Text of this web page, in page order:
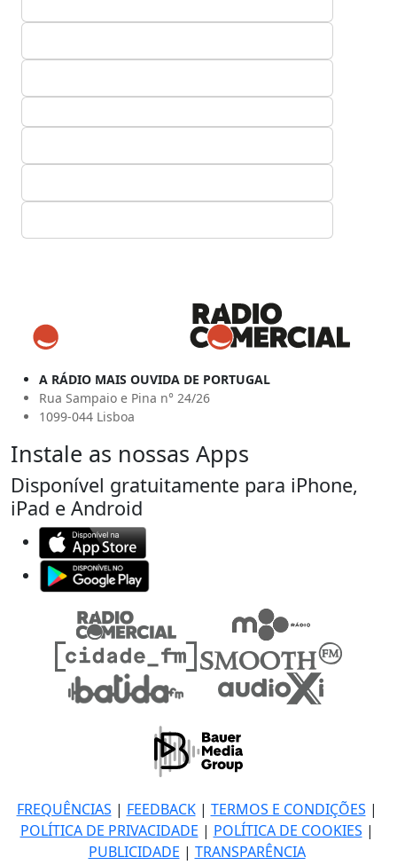
A RÁDIO MAIS OUVIDA DE PORTUGAL
Rua Sampaio e Pina n° 24/26
1099-044 Lisboa
Instale as nossas Apps
Disponível gratuitamente para iPhone,
iPad e Android
FREQUÊNCIAS | FEEDBACK| TERMOS E CONDIÇÕES |
POLÍTICA DE PRIVACIDADE | POLÍTICA DE COOKIES |
PUBLICIDADE | TRANSPARÊNCIA